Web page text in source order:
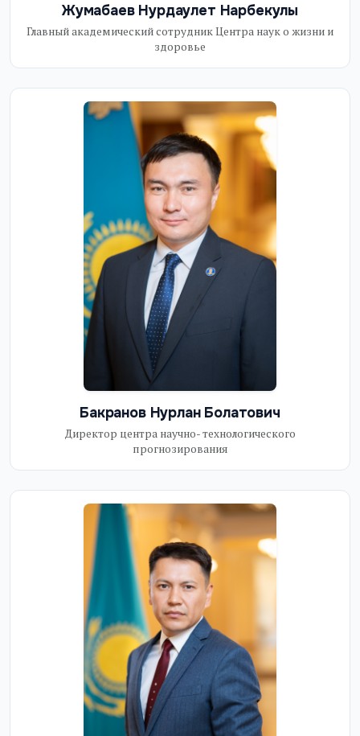
Жумабаев Нурдаулет Нарбекулы
Главный академический сотрудник Центра наук о жизни и
здоровье
Бакранов Нурлан Болатович
Директор центра научно- технологического
прогнозирования